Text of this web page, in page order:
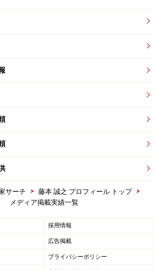
サーチ > 藤本 誠之 プロフィール トップ
>
メディア掲載実績一覧
採用情報
広告掲載
プライバシーポリシー